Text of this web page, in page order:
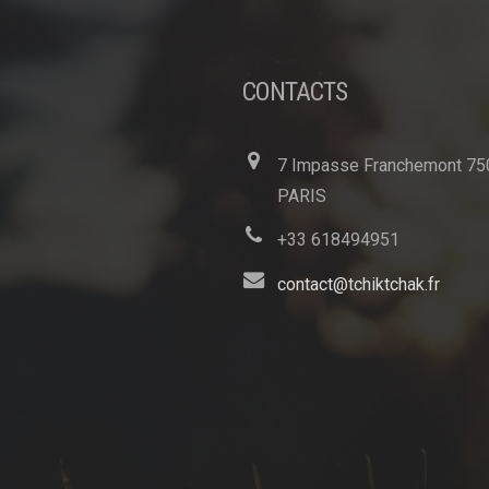
CONTACTS
7 Impasse Franchemont
PARIS
+33 618494951
contact@tchiktchak.fr